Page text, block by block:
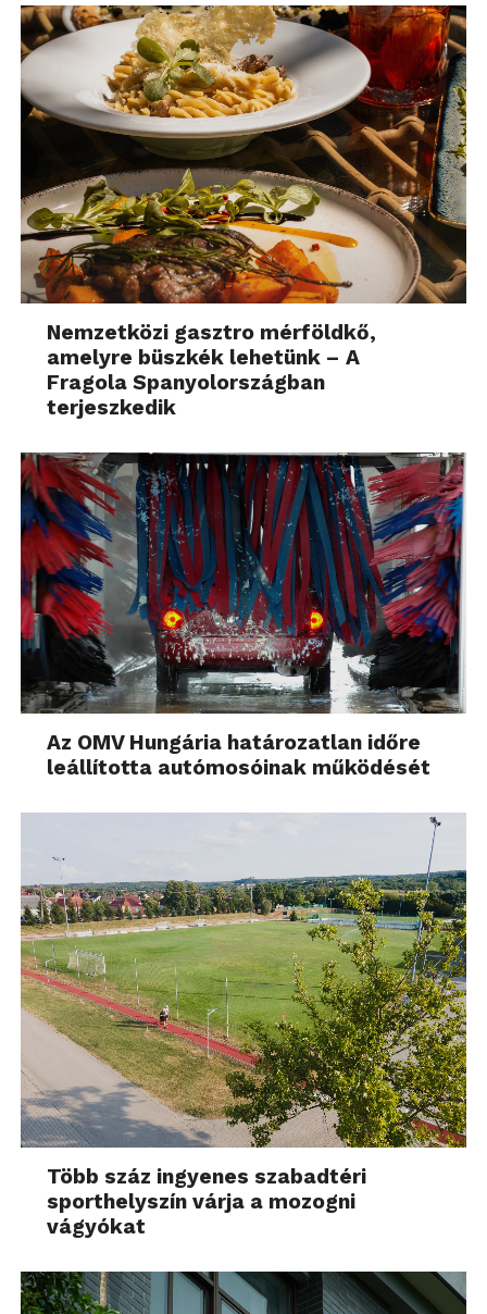
Nemzetközi gasztro mérföldkő,
amelyre büszkék lehetünk – A
Fragola Spanyolországban
terjeszkedik
Az OMV Hungária határozatlan időre
leállította autómosóinak működését
Több száz ingyenes szabadtéri
sporthelyszín várja a mozogni
vágyókat